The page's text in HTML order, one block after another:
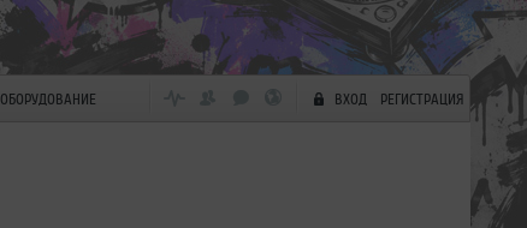
ОБОРУДОВАНИЕ ВХОД РЕГИСТРАЦИЯ